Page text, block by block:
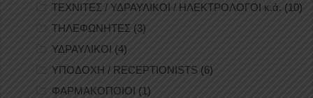
ΤΕΧΝΙΤΕΣ / ΥΔΡΑΥΛΙΚΟΙ / ΗΛΕΚΤΡΟΛΟΓΟΙ κ.ά. (10)
ΤΗΛΕΦΩΝΗΤΕΣ (3)
ΥΔΡΑΥΛΙΚΟΙ (4)
ΥΠΟΔΟΧΗ / RECEPTIONISTS (6)
ΦΑΡΜΑΚΟΠΟΙΟΙ (1)